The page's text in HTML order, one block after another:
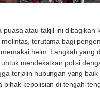
puasa atau takjil ini dibagikan
terutama bagi
helm. Langkah yang
mendekatkan polisi
terjalin hubungan yang baik
pihak kepolisian di tengah-